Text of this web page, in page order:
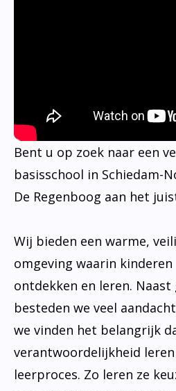
Bent u op zoek naar een
basisschool in Schiedam-
De Regenboog aan het
Wij bieden een warme,
omgeving waarin
ontdekken en leren.
besteden we veel
we vinden het belangrijk
verantwoordelijkheid
leerproces. Zo leren ze